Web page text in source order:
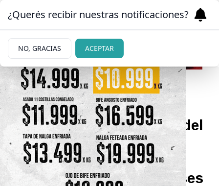
12/06/2026
Más de 100 trabajadores del
Centro Atómico viven
pendientes de una
renovación cada tres meses
¿Querés recibir nuestras notificaciones?
NO, GRACIAS ACEPTAR